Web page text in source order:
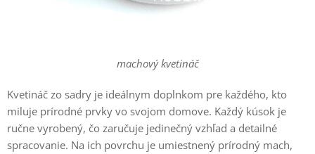
machový kvetináč
Kvetináč zo sadry je ideálnym doplnkom pre každého, kto
miluje prírodné prvky vo svojom domove. Každý kúsok je
ručne vyrobený, čo zaručuje jedinečný vzhľad a detailné
spracovanie. Na ich povrchu je umiestnený prírodný mach,